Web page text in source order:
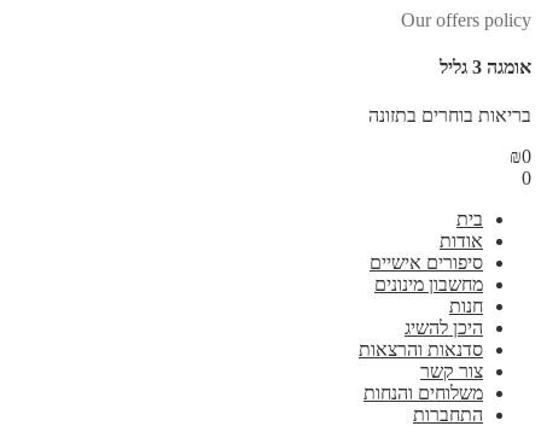
Our offers policy
אומגה 3 גליל
בריאות בוחרים בתזונה
₪0
0
בית
אודות
סיפורים אישיים
מחשבון מינונים
חנות
היכן להשיג
סדנאות והרצאות
צור קשר
משלוחים והנחות
התחברות